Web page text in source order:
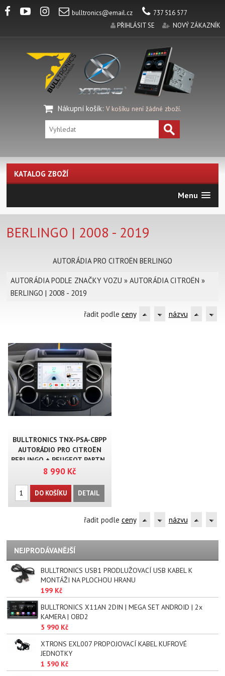
bulltronics@email.cz
737 516 577
PŘIHLÁSIT SE
NOVÝ ZÁKAZNÍK
Nákupní košík: V košíku není žádné zboží.
KATALOG ZBOŽÍ
Menu
BERLINGO | 2008 - 2019
AUTORÁDIA PRO CITROËN BERLINGO
AUTORÁDIA PODLE ZNAČKY VOZU »AUTORÁDIA CITROËN »
BERLINGO | 2008 - 2019
řadit podle ceny názvu
BULLTRONICS TNX-PSA-CBPP
AUTORÁDIO PRO CITROËN
BERLINGO + PEUGEOT PARTN..
8 990 Kč
DO KOŠÍKU DETAIL
řadit podle ceny názvu
NEJPRODÁVANĚJŠÍ
BULLTRONICS USB1 PRODLUŽOVACÍ USB KABEL K
MONTÁŽI NA PLOCHOU HRANU
199 Kč
BULLTRONICS X11AN 2DIN | MEGA SET ANDROID | 2x
KAMERA | OBD2
5 990 Kč
XTRONS EXL007 PROPOJOVACÍ KABEL KUFROVÉ
JEDNOTKY
1 590 Kč